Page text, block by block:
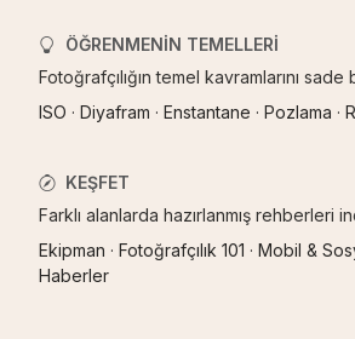
ÖĞRENMENIN TEMELLERI
Fotoğrafçılığın temel kavramlarını
ISO · Diyafram · Enstantane · Pozlama ·
KEŞFET
Farklı alanlarda hazırlanmış rehberleri
Ekipman · Fotoğrafçılık 101 · Mobil &
Haberler